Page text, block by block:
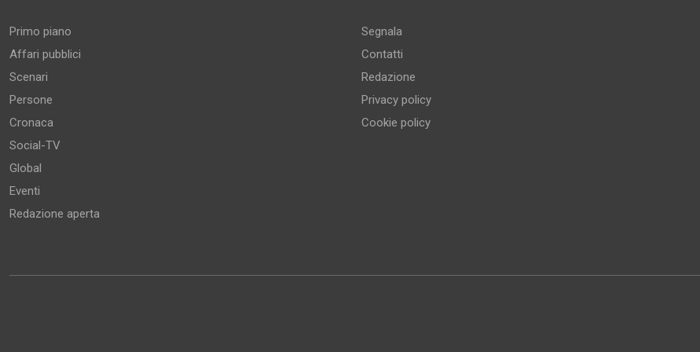
Primo piano
Affari pubblici
Scenari
Persone
Cronaca
Social-TV
Global
Eventi
Redazione aperta
Segnala
Contatti
Redazione
Privacy policy
Cookie policy